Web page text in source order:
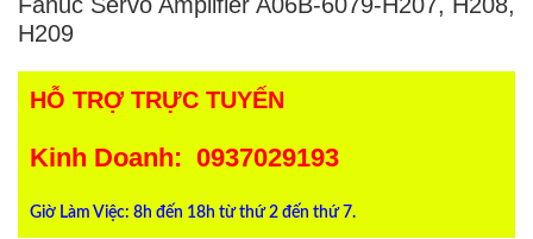
H209
HỖ TRỢ TRỰC TUYẾN
Kinh Doanh: 0937029193
Giờ Làm Việc: 8h đến 18h từ thứ 2 đến thứ 7.